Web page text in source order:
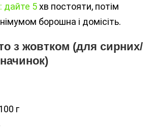
дайте 5хв постояти, потім
борошна і домісіть.
з жовтком (для сирних/
г